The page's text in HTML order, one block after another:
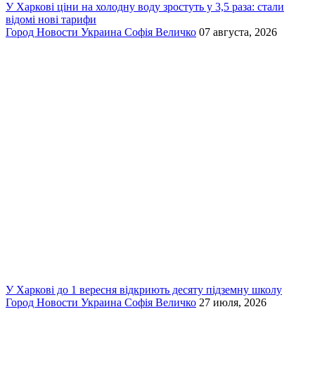
У Харкові ціни на холодну воду зростуть у 3,5 раза: стали
відомі нові тарифи
Город Новости Украина Софія Величко 07 августа, 2026
У Харкові до 1 вересня відкриють десяту підземну школу
Город Новости Украина Софія Величко 27 июля, 2026